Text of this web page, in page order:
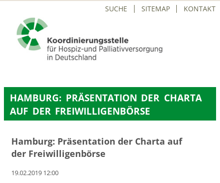
ÜBERSPRINGEN
SUCHE SITEMAP KONTAKT
HAMBURG: PRÄSENTATION DER CHARTA
AUF DER FREIWILLIGENBÖRSE
Hamburg: Präsentation der Charta auf
der Freiwilligenbörse
19.02.2019 12:00